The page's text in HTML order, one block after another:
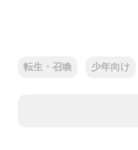
転生・召喚 少年向け